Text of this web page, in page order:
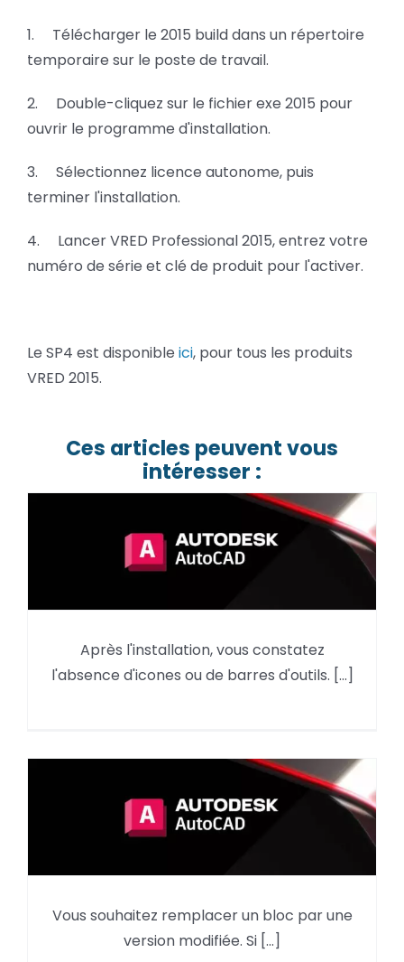
1. Télécharger le 2015 build dans un répertoire
temporaire sur le poste de travail.
2. Double-cliquez sur le fichier exe 2015 pour
ouvrir le programme d'installation.
3. Sélectionnez licence autonome, puis
terminer l'installation.
4. Lancer VRED Professional 2015, entrez votre
numéro de série et clé de produit pour l'activer.
Le SP4 est disponible ici, pour tous les produits
VRED 2015.
Ces articles peuvent vous
intéresser :
AutoCAD : reprendre des
éléments du menu d’une
Après l'installation, vous constatez
l'absence d'icones ou de barres d'outils. [...]
AutoCAD : comment remplacer
un bloc par sa nouvelle version
Vous souhaitez remplacer un bloc par une
version modifiée. Si [...]